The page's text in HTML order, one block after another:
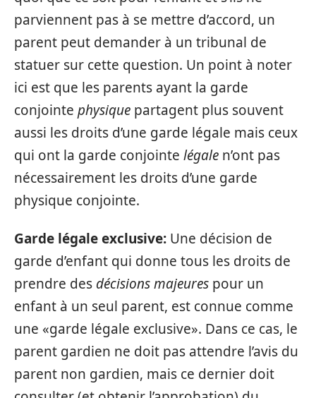
parviennent pas à se mettre d’accord, un
parent peut demander à un tribunal de
statuer sur cette question. Un point à noter
ici est que les parents ayant la garde
conjointe physique partagent plus souvent
aussi les droits d’une garde légale mais ceux
qui ont la garde conjointe légale n’ont pas
nécessairement les droits d’une garde
physique conjointe.
Garde légale exclusive: Une décision de
garde d’enfant qui donne tous les droits de
prendre des décisions majeures pour un
enfant à un seul parent, est connue comme
une «garde légale exclusive». Dans ce cas, le
parent gardien ne doit pas attendre l’avis du
parent non gardien, mais ce dernier doit